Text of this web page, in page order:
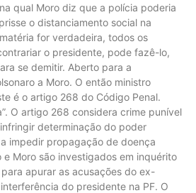
qual Moro diz que a polícia poderia
o distanciamento social na
for verdadeira, todos os
o presidente, pode fazê-lo,
se demitir. Aberto para a
a Moro. O então ministro
é o artigo 268 do Código Penal.
O artigo 268 considera crime punível
determinação do poder
impedir propagação de doença
e Moro são investigados em inquérito
apurar as acusações do ex-
do presidente na PF. O